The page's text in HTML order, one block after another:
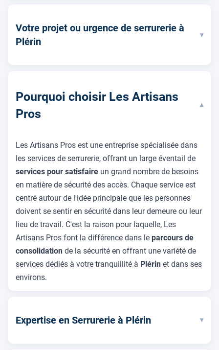
Votre projet ou urgence de serrurerie à
Plérin
▾
Pourquoi choisir Les Artisans
Pros
▾
Les Artisans Pros est une entreprise spécialisée dans
les services de serrurerie, offrant un large éventail de
services pour satisfaire un grand nombre de besoins
en matière de sécurité des accès. Chaque service est
centré autour de l'idée principale que les personnes
doivent se sentir en sécurité dans leur demeure ou leur
lieu de travail. C'est la raison pour laquelle, Les
Artisans Pros font la différence dans le parcours de
consolidation de la sécurité en offrant une variété de
services dédiés à votre tranquillité à Plérin et dans ses
environs.
Expertise en Serrurerie à Plérin ▾